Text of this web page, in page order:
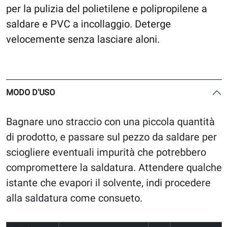
per la pulizia del polietilene e polipropilene a
saldare e PVC a incollaggio. Deterge
velocemente senza lasciare aloni.
MODO D'USO
Bagnare uno straccio con una piccola quantità
di prodotto, e passare sul pezzo da saldare per
sciogliere eventuali impurità che potrebbero
compromettere la saldatura. Attendere qualche
istante che evapori il solvente, indi procedere
alla saldatura come consueto.